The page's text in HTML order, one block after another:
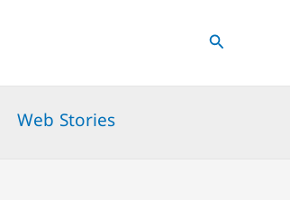
Search
Web Stories